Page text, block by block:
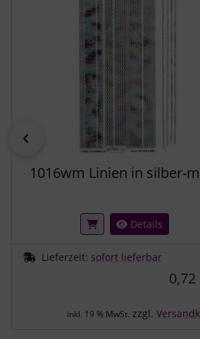
1016wm Linien in silber-
Details
Lieferzeit: sofort lieferbar
0,72
inkl. 19 % MwSt. zzgl.